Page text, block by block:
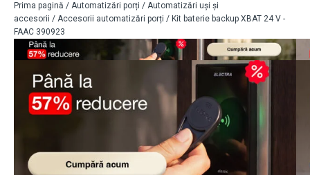
Prima pagină / Automatizări porți / Automatizări uși și
accesorii / Accesorii automatizări porți / Kit baterie backup XBAT 24 V -
FAAC 390923